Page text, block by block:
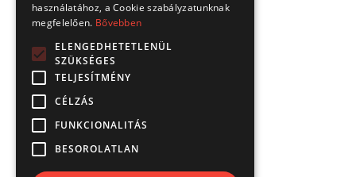
használatához, a Cookie szabályzatunknak
megfelelően. Bővebben
ELENGEDHETETLENÜL
SZÜKSÉGES
TELJESÍTMÉNY
CÉLZÁS
FUNKCIONALITÁS
BESOROLATLAN